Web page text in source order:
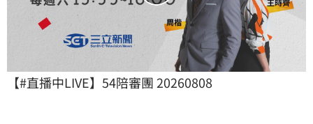
【#直播中LIVE】54陪審團 20260808